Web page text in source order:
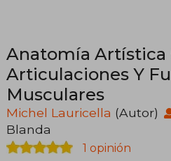
Anatomía Artística
Articulaciones Y
Musculares
Michel Lauricella (Autor)
Blanda
1 opinión